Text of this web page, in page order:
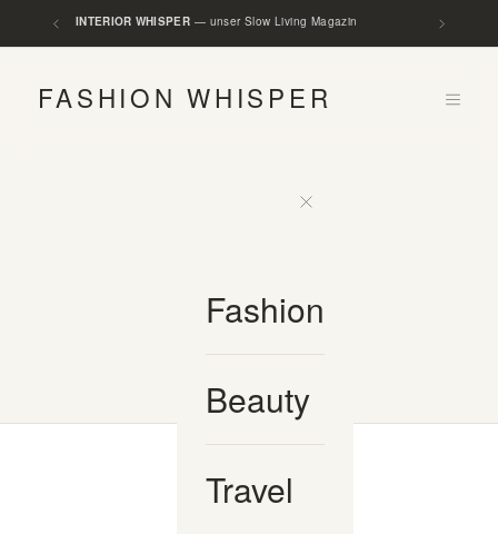
INTERIOR WHISPER — unser Slow Living Magazin
FASHION WHISPER
Fashion
Beauty
Travel